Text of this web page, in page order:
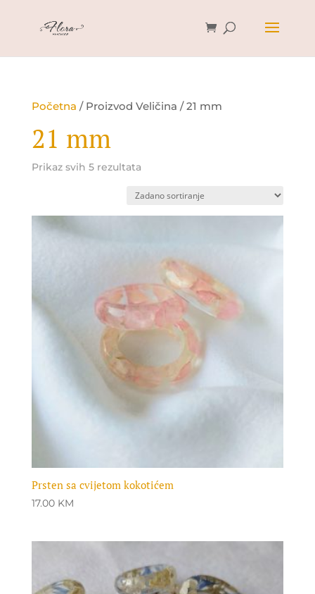
Početna / Proizvod Veličina / 21 mm
21 mm
Prikaz svih 5 rezultata
Prsten sa cvijetom kokotićem
17.00 KM